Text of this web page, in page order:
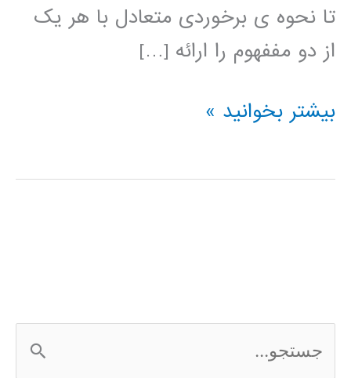
تا نحوه ی برخوردی متعادل با هر یک
از دو مففهوم را ارائه […]
پردازش
گفتار
بیشتر بخوانید »